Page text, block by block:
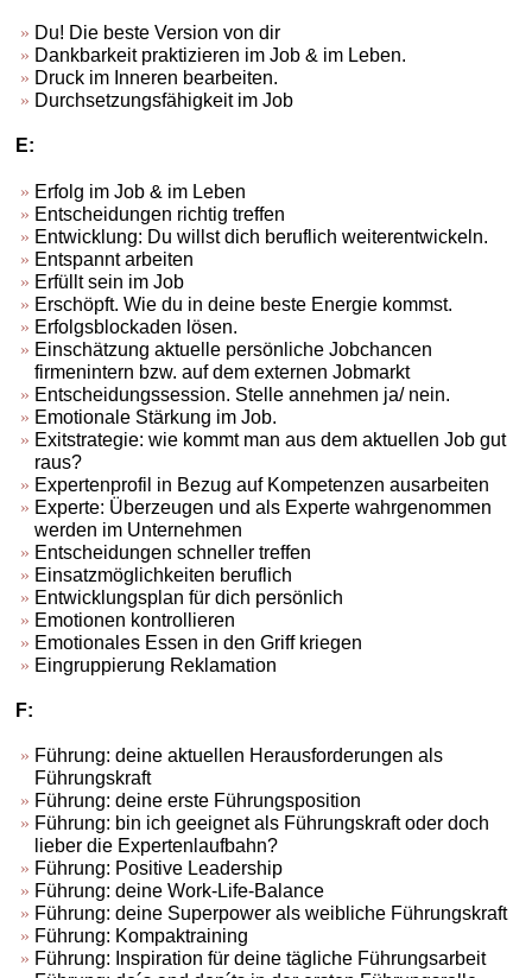
Du! Die beste Version von dir
Dankbarkeit praktizieren im Job & im Leben.
Druck im Inneren bearbeiten.
Durchsetzungsfähigkeit im Job
E:
Erfolg im Job & im Leben
Entscheidungen richtig treffen
Entwicklung: Du willst dich beruflich weiterentwickeln.
Entspannt arbeiten
Erfüllt sein im Job
Erschöpft. Wie du in deine beste Energie kommst.
Erfolgsblockaden lösen.
Einschätzung aktuelle persönliche Jobchancen
firmenintern bzw. auf dem externen Jobmarkt
Entscheidungssession. Stelle annehmen ja/ nein.
Emotionale Stärkung im Job.
Exitstrategie: wie kommt man aus dem aktuellen Job gut
raus?
Expertenprofil in Bezug auf Kompetenzen ausarbeiten
Experte: Überzeugen und als Experte wahrgenommen
werden im Unternehmen
Entscheidungen schneller treffen
Einsatzmöglichkeiten beruflich
Entwicklungsplan für dich persönlich
Emotionen kontrollieren
Emotionales Essen in den Griff kriegen
Eingruppierung Reklamation
F:
Führung: deine aktuellen Herausforderungen als
Führungskraft
Führung: deine erste Führungsposition
Führung: bin ich geeignet als Führungskraft oder doch
lieber die Expertenlaufbahn?
Führung: Positive Leadership
Führung: deine Work-Life-Balance
Führung: deine Superpower als weibliche Führungskraft
Führung: Kompaktraining
Führung: Inspiration für deine tägliche Führungsarbeit